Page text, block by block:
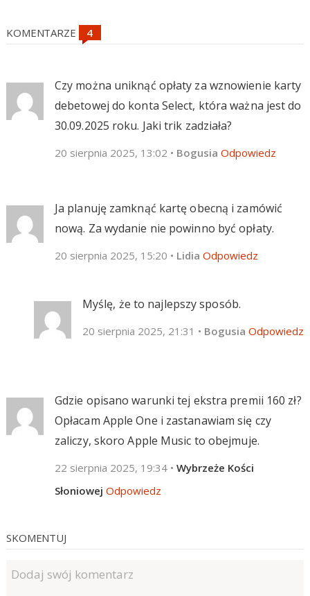
KOMENTARZE
Czy można uniknąć opłaty za wznowienie karty
debetowej do konta Select, która ważna jest do
30.09.2025 roku. Jaki trik zadziała?
20 sierpnia 2025, 13:02 • Bogusia Odpowiedz
Ja planuję zamknąć kartę obecną i zamówić
nową. Za wydanie nie powinno być opłaty.
20 sierpnia 2025, 15:20 • Lidia Odpowiedz
Myślę, że to najlepszy sposób.
20 sierpnia 2025, 21:31 • Bogusia Odpowiedz
Gdzie opisano warunki tej ekstra premii 160 zł?
Opłacam Apple One i zastanawiam się czy
zaliczy, skoro Apple Music to obejmuje.
22 sierpnia 2025, 19:34 • Wybrzeże Kości
Słoniowej Odpowiedz
SKOMENTUJ